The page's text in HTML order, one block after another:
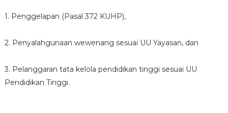
1. Penggelapan (Pasal 372 KUHP),
2. Penyalahgunaan wewenang sesuai UU Yayasan, dan
3. Pelanggaran tata kelola pendidikan tinggi sesuai UU
Pendidikan Tinggi.